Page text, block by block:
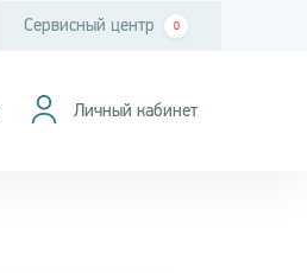
Сервисный центр 0
Личный кабинет